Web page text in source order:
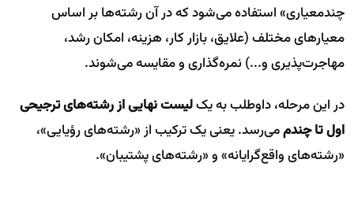
چندمعیاری» استفاده می‌شود که در آن رشته‌ها بر اساس
معیارهای مختلف (علایق، بازار کار، هزینه، امکان رشد،
مهاجرت‌پذیری و...) نمره‌گذاری و مقایسه می‌شوند.
در این مرحله، داوطلب به یکلیست نهایی از رشته‌های ترجیحی
اول تا چندممی‌رسد. یعنی یک ترکیب از «رشته‌های رؤیایی»،
«رشته‌های واقع‌گرایانه» و «رشته‌های پشتیبان».